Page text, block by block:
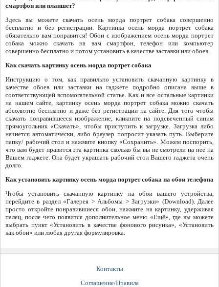
смартфон или планшет?
Здесь вы можете скачать осень морда портрет собака совершенно
бесплатно и без регистрации. Картинка осень морда портрет собака
обязательно вам понравится! Обои с изображением осень морда портрет
собака можно скачать на вам смартфон, телефон или компьютер
совершенно бесплатно и потом установить в качестве заставки или обоев.
Как скачать картинку осень морда портрет собака
Инструкцию о том, как правильно установить скачанную картинку в
качестве обоев или заставки на гаджете подробно описана выше в
соответствующей вспомогательной статье. Как и все остальные картинки
на нашем сайте, картинку осень морда портрет собака можно скачать
абсолютно бесплатно и даже без регистрации на сайте. Для того чтобы
скачать понравившееся изображение, кликните на подсвеченный синим
прямоугольник «Скачать», чтобы приступить к загрузке. Загрузка либо
начнется автоматически, либо браузер попросит указать путь. Выберите
папку/ рабочий стол и нажмите кнопку «Сохранить». Можем поспорить,
что вам будет нравится эта картинка сколько бы вы не смотрели на нее на
Вашем гаджете. Она будет украшать рабочий стол Вашего гаджета очень
долго.
Как установить картинку осень морда портрет собака на обои телефона
Чтобы установить скачанную картинку на обои вашего устройства,
перейдите в раздел «Галерея > Альбомы > Загрузки» (Download). Далее
просто откройте понравившиеся обои, нажмите на картинку, удерживая
палец, после чего появится дополнительное меню «Ещё», где вы можете
выбрать пункт «Установить в качестве фонового рисунка», «Установить
как обои» или любая другая формулировка.
Контакты
Соглашение/Правила